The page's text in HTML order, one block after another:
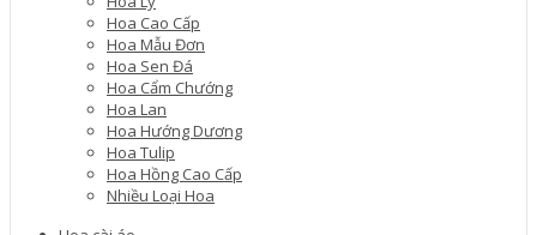
Hoa Cao Cấp
Hoa Mẫu Đơn
Hoa Sen Đá
Hoa Cẩm Chướng
Hoa Lan
Hoa Hướng Dương
Hoa Tulip
Hoa Hồng Cao Cấp
Nhiều Loại Hoa